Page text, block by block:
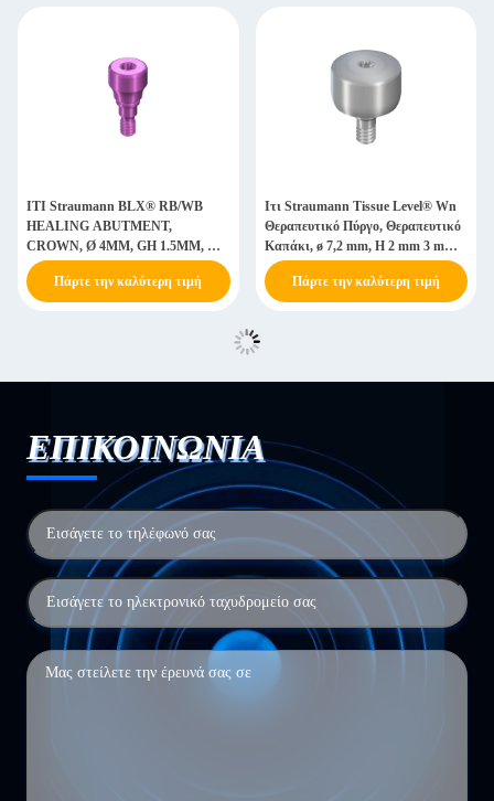
ΙΤΙ Straumann BLX® RB/WB
HEALING ABUTMENT,
CROWN, Ø 4MM, GH 1.5MM, AH
2MM, TI
Πάρτε την καλύτερη τιμή
Ιτι Straumann Tissue Level® Wn
Θεραπευτικό Πύργο, Θεραπευτικό
Καπάκι, ø 7,2 mm, H 2 mm 3 mm
4,5 mm, Τιτάνιο Gr5 Eli
Πάρτε την καλύτερη τιμή
ΕΠΙΚΟΙΝΩΝΙΑ